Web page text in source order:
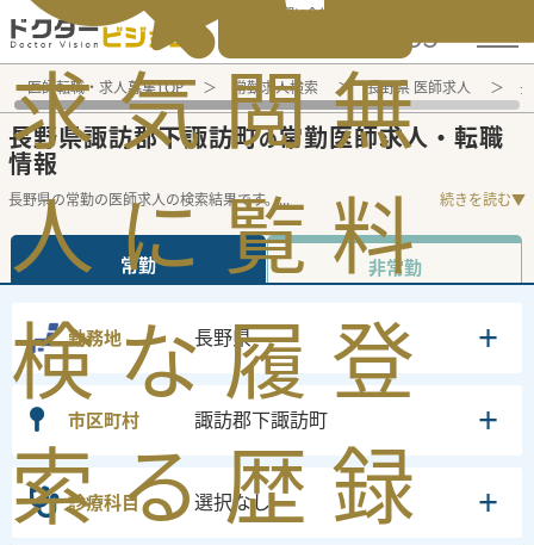
電話でのお問い合わせ：平日9:30-19:00
求
人
検
索
気
に
な
る
閲
覧
履
歴
無
料
登
録
医師転職・求人募集TOP 常勤求人検索 長野県 医師求人
長野県諏訪郡下諏訪町の常勤医師求人・転職
情報
長野県の常勤の医師求人の検索結果です。... 続きを読む▼
常勤 非常勤
勤務地 長野県
市区町村 諏訪郡下諏訪町
診療科目 選択なし